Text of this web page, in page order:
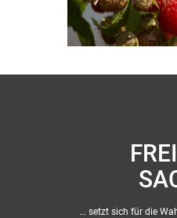
... setzt sich für die